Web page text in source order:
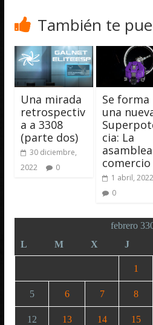
También te
Una mirada
retrospectiv
a a 3308
(parte dos)
30 diciembre,
2022
0
Se forma
una
cia: La
comercio
1 abril, 2022
0
febrero
L
M X J
1
5 6 7 8
12 13 14 15